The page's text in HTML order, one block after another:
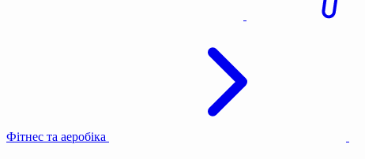
Фітнес та аеробіка